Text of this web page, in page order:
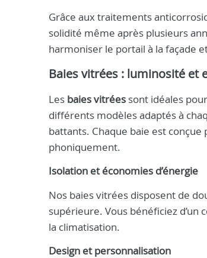
Grâce aux traitements
solidité même après plusieurs
harmoniser le portail à la façade
Baies vitrées : luminosité et
Les baies vitrées sont idéales
différents modèles adaptés à
battants. Chaque baie est
phoniquement.
Isolation et économies d’énergie
Nos baies vitrées disposent de
supérieure. Vous bénéficiez
la climatisation.
Design et personnalisation